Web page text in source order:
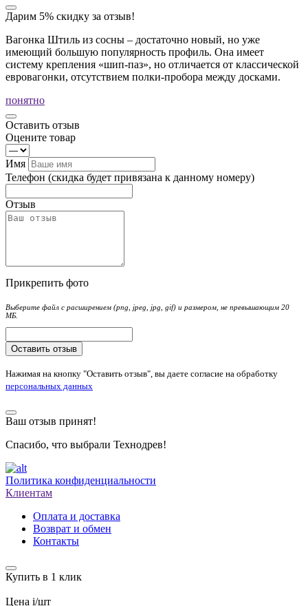
Дарим 5% скидку за отзыв!
Вагонка Штиль из сосны – достаточно новый, но уже
имеющий большую популярность профиль. Она имеет
систему крепления «шип-паз», но отличается от классической
евровагонки, отсутствием полки-пробора между досками.
понятно
Оставить отзыв
Оцените товар
Имя
Телефон (скидка будет привязана к данному номеру)
Отзыв
Прикрепить фото
Выберите файл с расширением (png, jpeg, jpg, gif) и размером, не превышающим 20
МБ.
Оставить отзыв
Нажимая на кнопку "Оставить отзыв", вы даете согласие на обработку
персональных данных
Ваш отзыв принят!
Спасибо, что выбрали Технодрев!
Политика конфиденциальности
Клиентам
Оплата и доставка
Возврат и обмен
Контакты
Купить в 1 клик
Цена i/шт